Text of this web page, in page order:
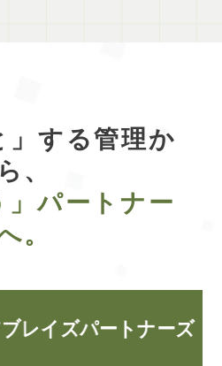
」する管理か
ら、
」パートナー
。
レイズパートナーズ